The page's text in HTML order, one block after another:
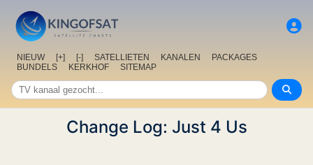
NIEUW [+] [-] SATELLIETEN KANALEN
PACKAGES
BUNDELS
KERKHOF SITEMAP
Change Log: Just 4 Us